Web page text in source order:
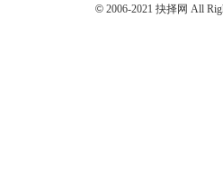
© 2006-2021 抉择网 All